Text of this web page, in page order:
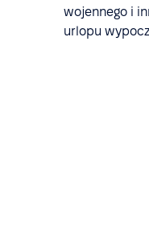
wojennego i
urlopu